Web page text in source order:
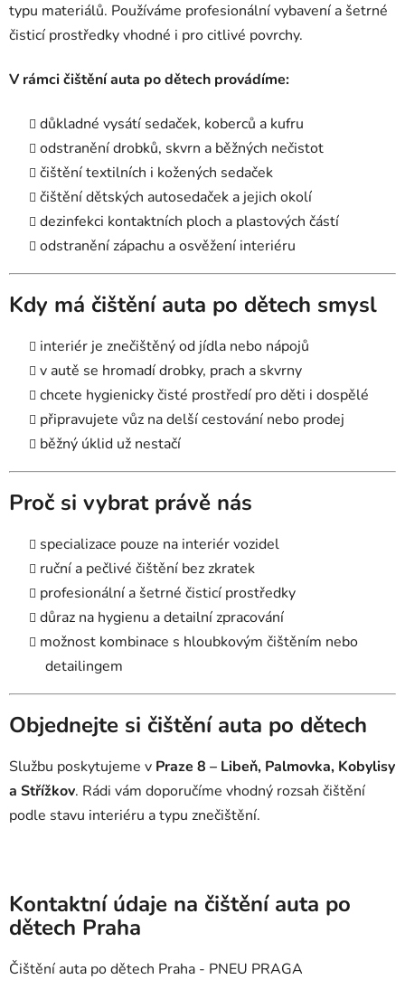
typu materiálů. Používáme profesionální vybavení a šetrné
čisticí prostředky vhodné i pro citlivé povrchy.
V rámci čištění auta po dětech provádíme:
důkladné vysátí sedaček, koberců a kufru
odstranění drobků, skvrn a běžných nečistot
čištění textilních i kožených sedaček
čištění dětských autosedaček a jejich okolí
dezinfekci kontaktních ploch a plastových částí
odstranění zápachu a osvěžení interiéru
Kdy má čištění auta po dětech smysl
interiér je znečištěný od jídla nebo nápojů
v autě se hromadí drobky, prach a skvrny
chcete hygienicky čisté prostředí pro děti i dospělé
připravujete vůz na delší cestování nebo prodej
běžný úklid už nestačí
Proč si vybrat právě nás
specializace pouze na interiér vozidel
ruční a pečlivé čištění bez zkratek
profesionální a šetrné čisticí prostředky
důraz na hygienu a detailní zpracování
možnost kombinace s hloubkovým čištěním nebo
detailingem
Objednejte si čištění auta po dětech
Službu poskytujeme v Praze 8 – Libeň, Palmovka, Kobylisy
a Střížkov. Rádi vám doporučíme vhodný rozsah čištění
podle stavu interiéru a typu znečištění.
Kontaktní údaje na čištění auta po
dětech Praha
Čištění auta po dětech Praha - PNEU PRAGA